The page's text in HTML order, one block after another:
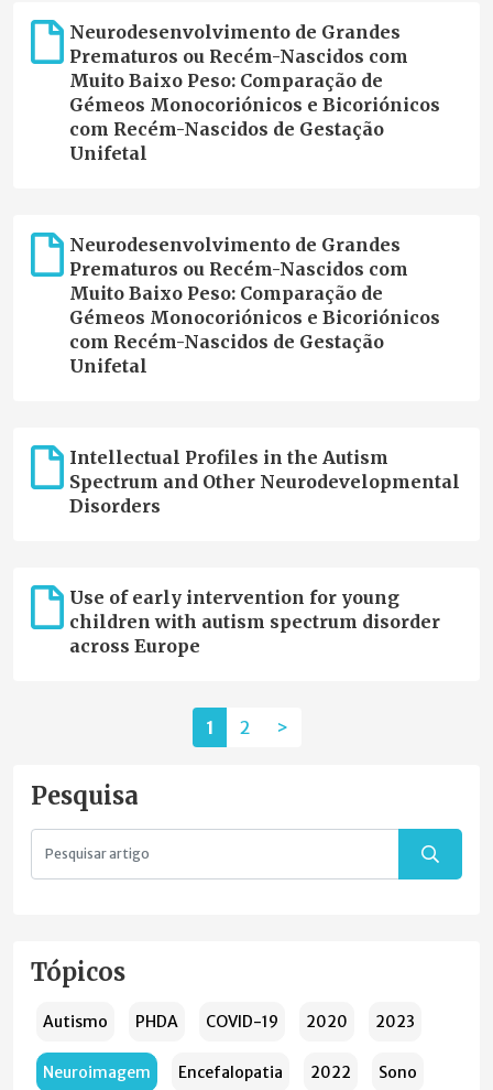
Neurodesenvolvimento de Grandes
Prematuros ou Recém-Nascidos com
Muito Baixo Peso: Comparação de
Gémeos Monocoriónicos e Bicoriónicos
com Recém-Nascidos de Gestação
Unifetal
Neurodesenvolvimento de Grandes
Prematuros ou Recém-Nascidos com
Muito Baixo Peso: Comparação de
Gémeos Monocoriónicos e Bicoriónicos
com Recém-Nascidos de Gestação
Unifetal
Intellectual Profiles in the Autism
Spectrum and Other Neurodevelopmental
Disorders
Use of early intervention for young
children with autism spectrum disorder
across Europe
1 2 >
Pesquisa
Tópicos
Autismo PHDA COVID-19 2020 2023
Neuroimagem Encefalopatia 2022 Sono